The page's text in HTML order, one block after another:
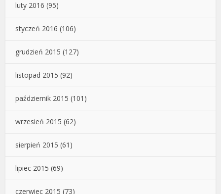
luty 2016 (95)
styczeń 2016 (106)
grudzień 2015 (127)
listopad 2015 (92)
październik 2015 (101)
wrzesień 2015 (62)
sierpień 2015 (61)
lipiec 2015 (69)
czerwiec 2015 (73)